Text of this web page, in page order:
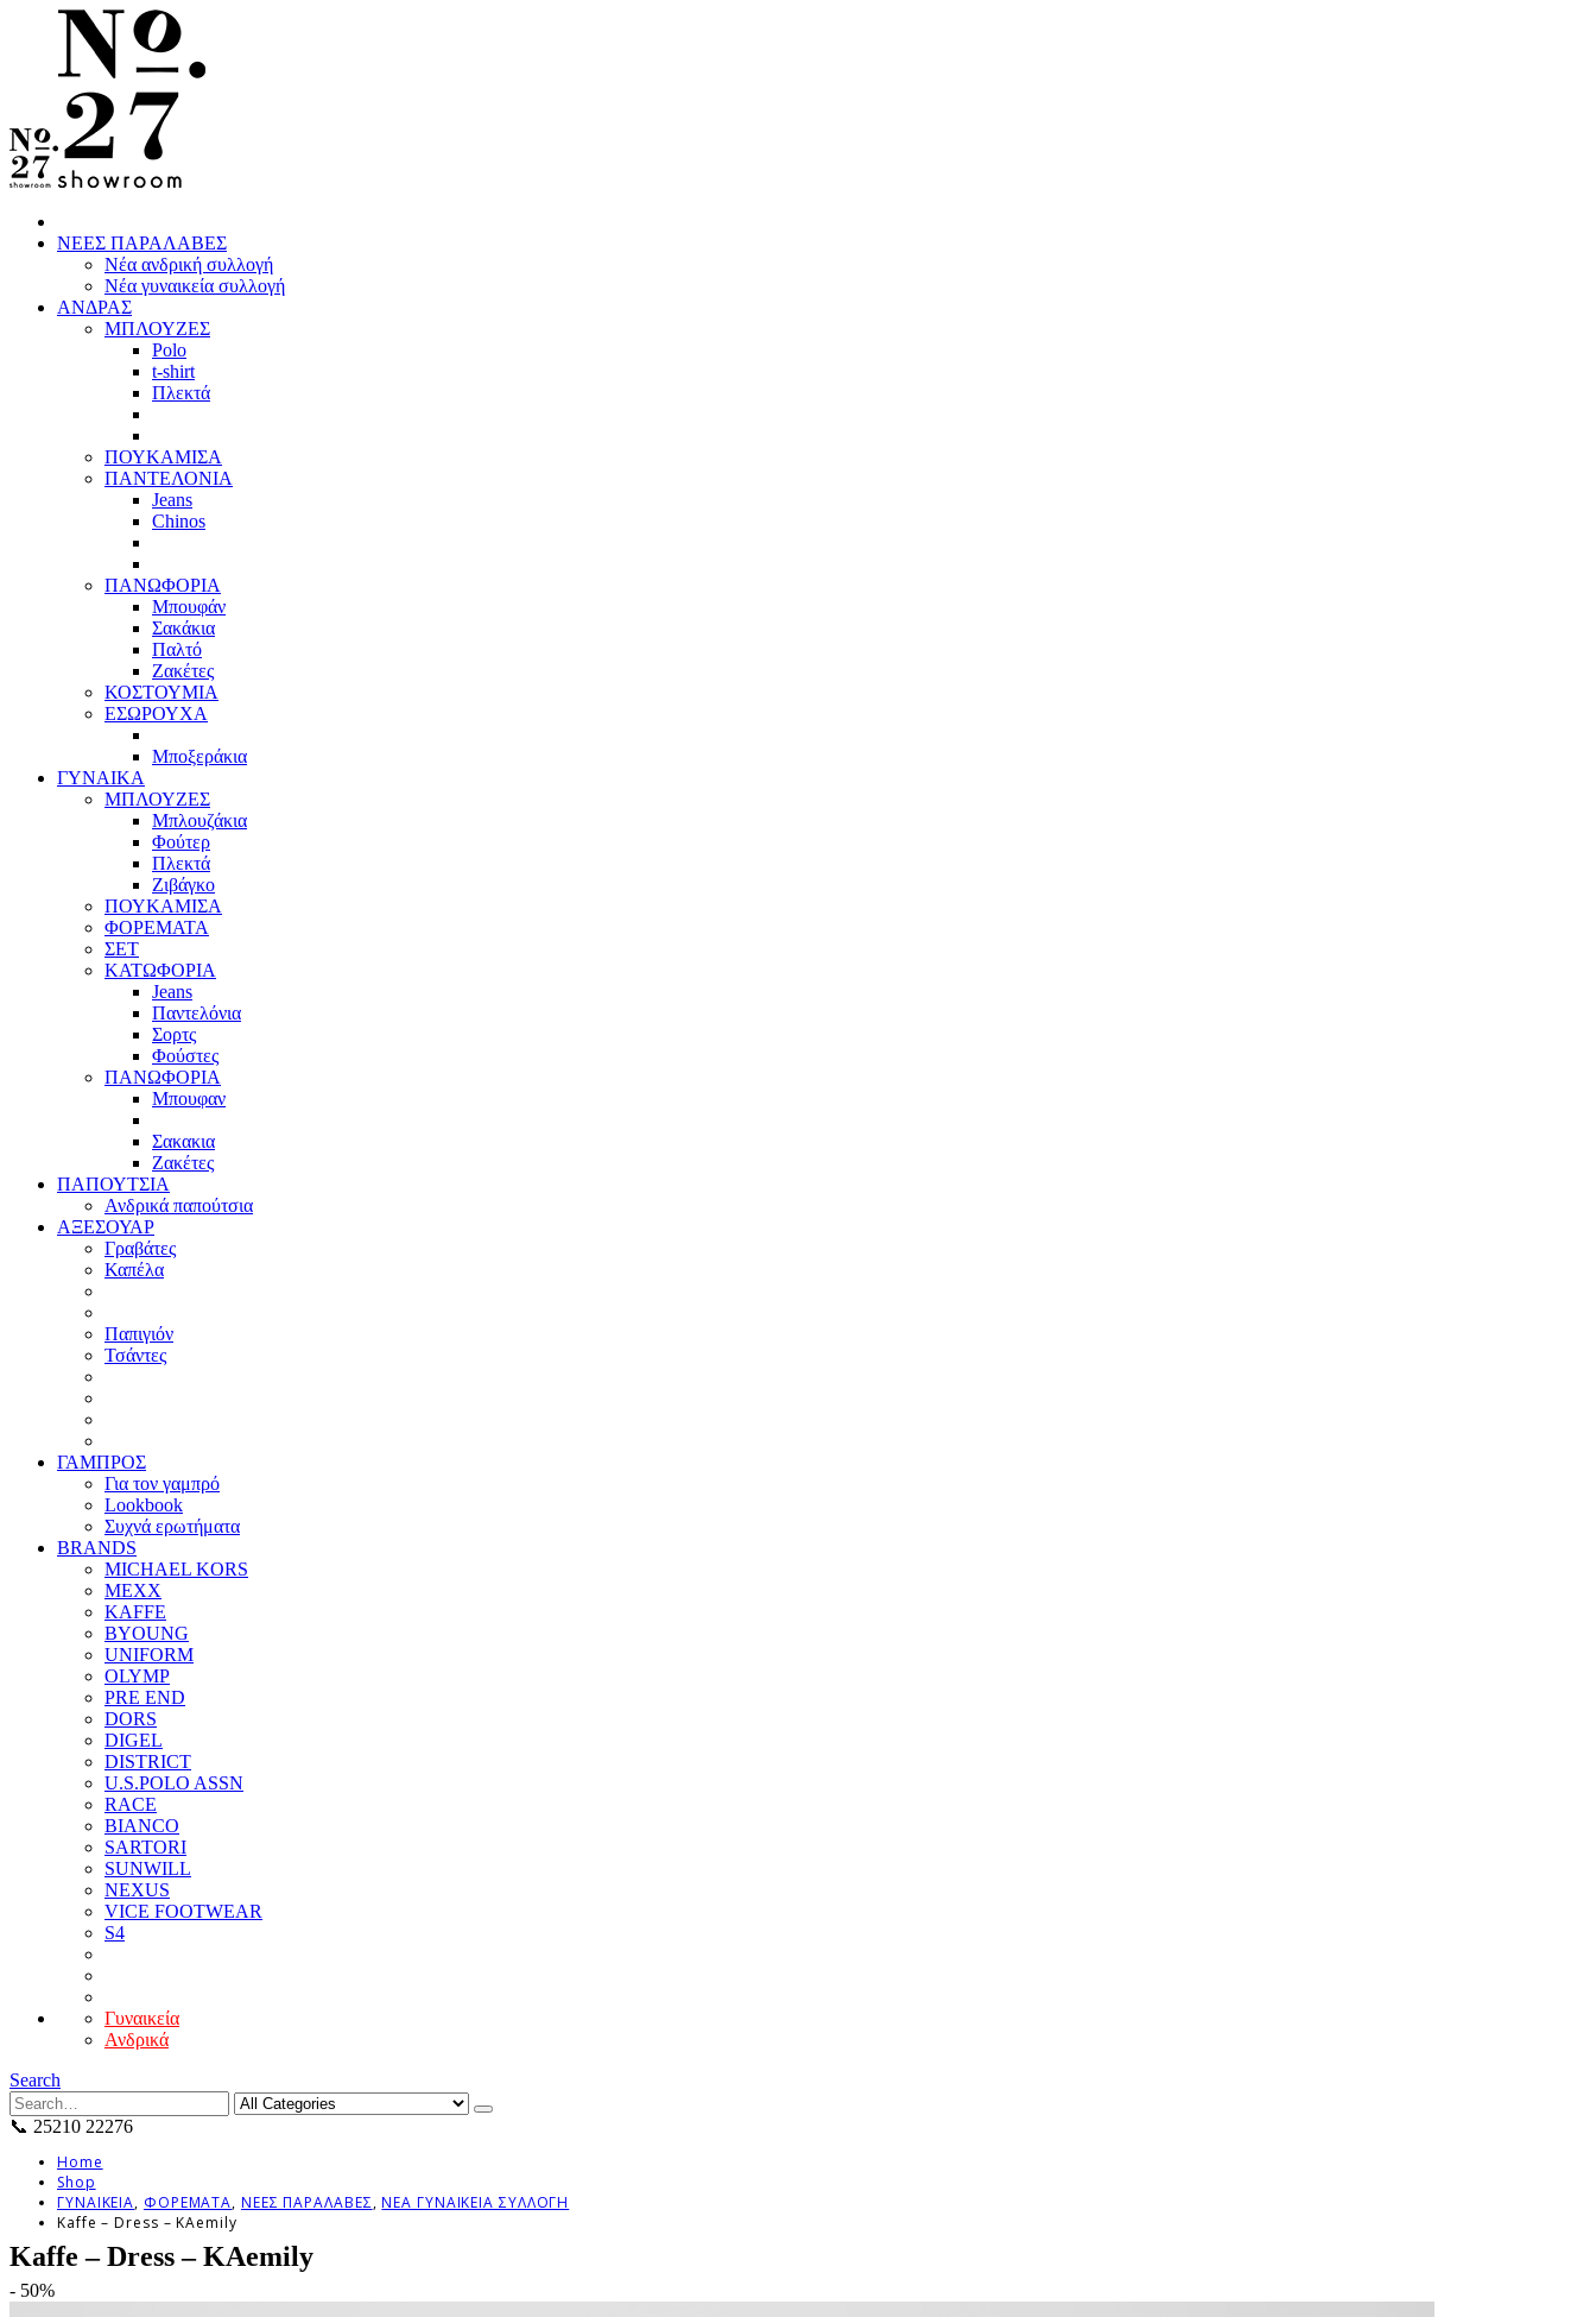
ΝΕΕΣ ΠΑΡΑΛΑΒΕΣ
Νέα ανδρική συλλογή
Νέα γυναικεία συλλογή
ΑΝΔΡΑΣ
ΜΠΛΟΥΖΕΣ
Polo
t-shirt
Πλεκτά
ΠΟΥΚΑΜΙΣΑ
ΠΑΝΤΕΛΟΝΙΑ
Jeans
Chinos
ΠΑΝΩΦΟΡΙΑ
Μπουφάν
Σακάκια
Παλτό
Ζακέτες
ΚΟΣΤΟΥΜΙΑ
ΕΣΩΡΟΥΧΑ
Μποξεράκια
ΓΥΝΑΙΚΑ
ΜΠΛΟΥΖΕΣ
Μπλουζάκια
Φούτερ
Πλεκτά
Ζιβάγκο
ΠΟΥΚΑΜΙΣΑ
ΦΟΡΕΜΑΤΑ
ΣΕΤ
ΚΑΤΩΦΟΡΙΑ
Jeans
Παντελόνια
Σορτς
Φούστες
ΠΑΝΩΦΟΡΙΑ
Μπουφαν
Σακακια
Ζακέτες
ΠΑΠΟΥΤΣΙΑ
Ανδρικά παπούτσια
ΑΞΕΣΟΥΑΡ
Γραβάτες
Καπέλα
Παπιγιόν
Τσάντες
ΓΑΜΠΡΟΣ
Για τον γαμπρό
Lookbook
Συχνά ερωτήματα
BRANDS
MICHAEL KORS
MEXX
KAFFE
BYOUNG
UNIFORM
OLYMP
PRE END
DORS
DIGEL
DISTRICT
U.S.POLO ASSN
RACE
BIANCO
SARTORI
SUNWILL
NEXUS
VICE FOOTWEAR
S4
Γυναικεία
Ανδρικά
Search
📞 25210 22276
Home
Shop
ΓΥΝΑΙΚΕΙΑ, ΦΟΡΕΜΑΤΑ, ΝΕΕΣ ΠΑΡΑΛΑΒΕΣ,ΝΕΑ ΓΥΝΑΙΚΕΙΑ ΣΥΛΛΟΓΗ
Kaffe – Dress – KAemily
Kaffe – Dress – KAemily
- 50%